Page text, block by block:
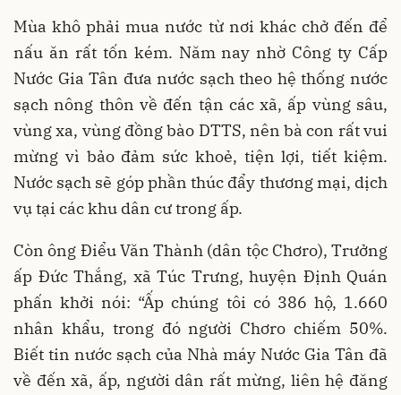
Mùa khô phải mua nước từ nơi khác chở đến để
nấu ăn rất tốn kém. Năm nay nhờ Công ty Cấp
Nước Gia Tân đưa nước sạch theo hệ thống nước
sạch nông thôn về đến tận các xã, ấp vùng sâu,
vùng xa, vùng đồng bào DTTS, nên bà con rất vui
mừng vì bảo đảm sức khoẻ, tiện lợi, tiết kiệm.
Nước sạch sẽ góp phần thúc đẩy thương mại, dịch
vụ tại các khu dân cư trong ấp.
Còn ông Điểu Văn Thành (dân tộc Chơro), Trưởng
ấp Đức Thắng, xã Túc Trưng, huyện Định Quán
phấn khởi nói: “Ấp chúng tôi có 386 hộ, 1.660
nhân khẩu, trong đó người Chơro chiếm 50%.
Biết tin nước sạch của Nhà máy Nước Gia Tân đã
về đến xã, ấp, người dân rất mừng, liên hệ đăng